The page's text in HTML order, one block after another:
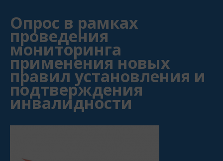
Опрос в рамках
проведения
мониторинга
применения новых
правил установления и
подтверждения
инвалидности